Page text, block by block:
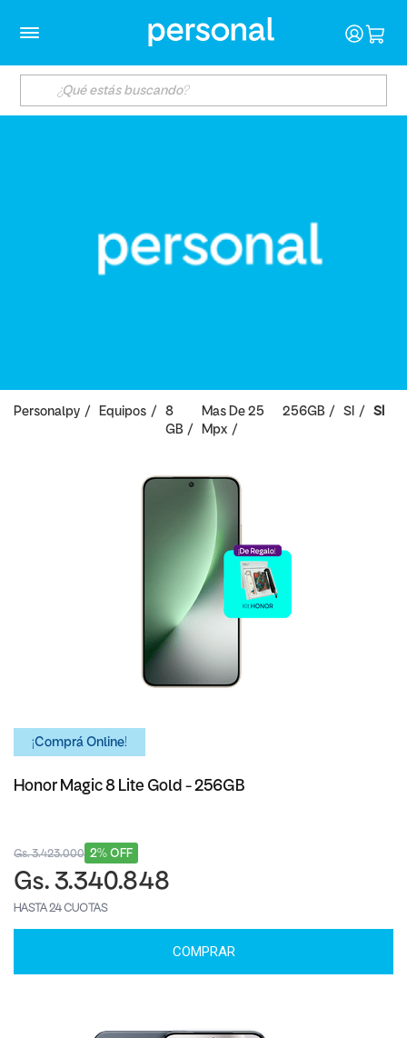
Personalpy Equipos
8
GB
Mas De 25
Mpx
256GB SI SI
¡Comprá Online!
Honor Magic 8 Lite Gold - 256GB
2% OFF
Gs. 3.423.000
Gs. 3.340.848
HASTA 24 CUOTAS
COMPRAR